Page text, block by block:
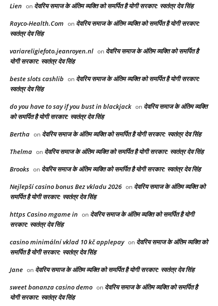
Lien on देवरिय समाज के अंतिम व्यक्ति को समर्पित है योगी सरकार: स्वतंत्र देव सिंह
Rayco-Health.Com on देवरिय समाज के अंतिम व्यक्ति को समर्पित है योगी सरकार:
स्वतंत्र देव सिंह
variareligiefoto.jeanroyen.nl on देवरिय समाज के अंतिम व्यक्ति को समर्पित है
योगी सरकार: स्वतंत्र देव सिंह
beste slots cashlib on देवरिय समाज के अंतिम व्यक्ति को समर्पित है योगी सरकार:
स्वतंत्र देव सिंह
do you have to say if you bust in blackjack on देवरिय समाज के अंतिम व्यक्ति
को समर्पित है योगी सरकार: स्वतंत्र देव सिंह
Bertha on देवरिय समाज के अंतिम व्यक्ति को समर्पित है योगी सरकार: स्वतंत्र देव सिंह
Thelma on देवरिय समाज के अंतिम व्यक्ति को समर्पित है योगी सरकार: स्वतंत्र देव सिंह
Brooks on देवरिय समाज के अंतिम व्यक्ति को समर्पित है योगी सरकार: स्वतंत्र देव सिंह
Nejlepší casino bonus Bez vkladu 2026 on देवरिय समाज के अंतिम व्यक्ति को
समर्पित है योगी सरकार: स्वतंत्र देव सिंह
https Casino mgame in on देवरिय समाज के अंतिम व्यक्ति को समर्पित है योगी
सरकार: स्वतंत्र देव सिंह
casino minimální vklad 10 kč applepay on देवरिय समाज के अंतिम व्यक्ति को
समर्पित है योगी सरकार: स्वतंत्र देव सिंह
Jane on देवरिय समाज के अंतिम व्यक्ति को समर्पित है योगी सरकार: स्वतंत्र देव सिंह
sweet bonanza casino demo on देवरिय समाज के अंतिम व्यक्ति को समर्पित है
योगी सरकार: स्वतंत्र देव सिंह